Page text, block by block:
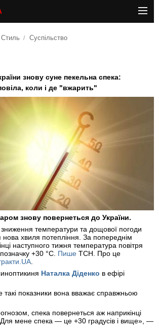
Суспільство
знову суне пекельна спека:
коли і де "вжарить"
знову повернеться до України.
зниження температури та дощової погоди
нова хвиля потепління. За попереднім
наступного тижня температура повітря
+30 °C. Пише ТСН. Про це
.
Наталка Діденко в ефірі
такі показники вона вважає справжньою
спека повернеться аж наприкінці
Для мене спека — це +30 градусів і вище», —